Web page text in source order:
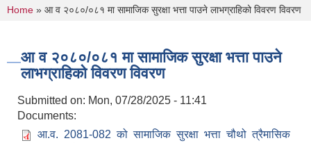
You are here
Home » आ व २०८०/०८१ मा सामाजिक सुरक्षा भत्ता पाउने लाभग्राहिको विवरण विवरण
आ व २०८०/०८१ मा सामाजिक सुरक्षा भत्ता पाउने
लाभग्राहिको विवरण विवरण
Submitted on: Mon, 07/28/2025 - 11:41
Documents:
आ.व. 2081-082 को सामाजिक सुरक्षा भत्ता चौथो त्रैमासिक